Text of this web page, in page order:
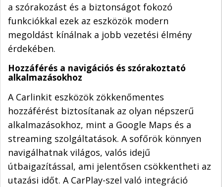
a szórakozást és a biztonságot fokozó
funkciókkal ezek az eszközök modern
megoldást kínálnak a jobb vezetési élmény
érdekében.
Hozzáférés a navigációs és szórakoztató
alkalmazásokhoz
A Carlinkit eszközök zökkenőmentes
hozzáférést biztosítanak az olyan népszerű
alkalmazásokhoz, mint a Google Maps és a
streaming szolgáltatások. A sofőrök könnyen
navigálhatnak világos, valós idejű
útbaigazítással, ami jelentősen csökkentheti az
utazási időt. A CarPlay-szel való integráció